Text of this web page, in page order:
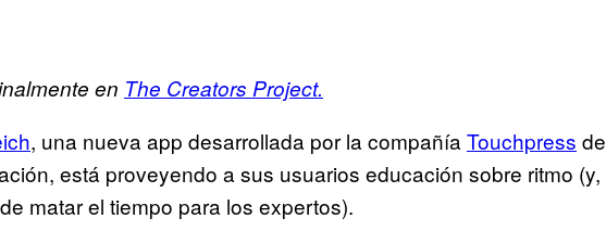
en The Creators Project.
, una nueva app desarrollada por la compañía Touchpress de
está proveyendo a sus usuarios educación sobre ritmo (y,
matar el tiempo para los expertos).